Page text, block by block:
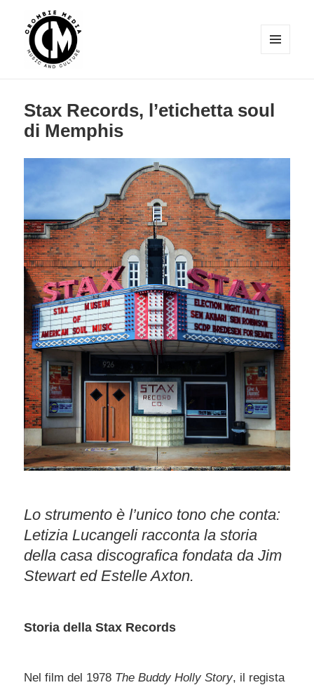
Stax Records, l’etichetta soul
di Memphis
Lo strumento è l’unico tono che conta:
Letizia Lucangeli racconta la storia
della casa discografica fondata da Jim
Stewart ed Estelle Axton.
Storia della Stax Records
Nel film del 1978 The Buddy Holly Story, il regista